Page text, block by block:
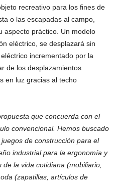
recreativo para los fines de
o las escapadas al campo,
aspecto práctico. Un modelo
eléctrico, se desplazará sin
incrementado por la
de los desplazamientos
en luz gracias al techo
que concuerda con el
convencional. Hemos buscado
de construcción para el
industrial para la ergonomía y
la vida cotidiana (mobiliario,
(zapatillas, artículos de